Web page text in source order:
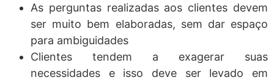
As perguntas realizadas aos clientes devem
ser muito bem elaboradas, sem dar espaço
para ambiguidades
Clientes tendem a exagerar suas
necessidades e isso deve ser levado em